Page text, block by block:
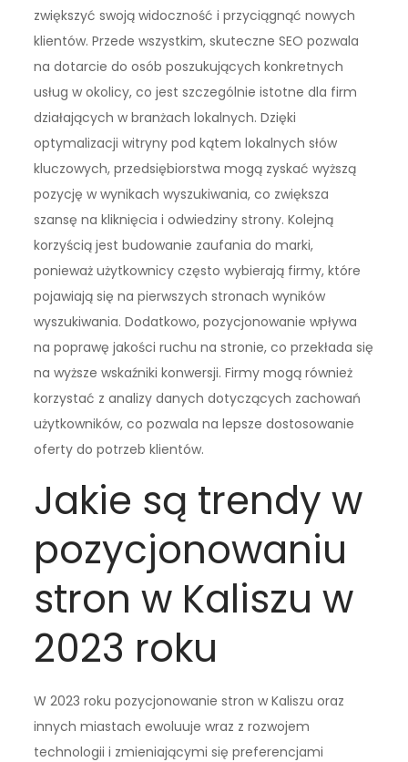
zwiększyć swoją widoczność i przyciągnąć nowych
klientów. Przede wszystkim, skuteczne SEO pozwala
na dotarcie do osób poszukujących konkretnych
usług w okolicy, co jest szczególnie istotne dla firm
działających w branżach lokalnych. Dzięki
optymalizacji witryny pod kątem lokalnych słów
kluczowych, przedsiębiorstwa mogą zyskać wyższą
pozycję w wynikach wyszukiwania, co zwiększa
szansę na kliknięcia i odwiedziny strony. Kolejną
korzyścią jest budowanie zaufania do marki,
ponieważ użytkownicy często wybierają firmy, które
pojawiają się na pierwszych stronach wyników
wyszukiwania. Dodatkowo, pozycjonowanie wpływa
na poprawę jakości ruchu na stronie, co przekłada się
na wyższe wskaźniki konwersji. Firmy mogą również
korzystać z analizy danych dotyczących zachowań
użytkowników, co pozwala na lepsze dostosowanie
oferty do potrzeb klientów.
Jakie są trendy w
pozycjonowaniu
stron w Kaliszu w
2023 roku
W 2023 roku pozycjonowanie stron w Kaliszu oraz
innych miastach ewoluuje wraz z rozwojem
technologii i zmieniającymi się preferencjami